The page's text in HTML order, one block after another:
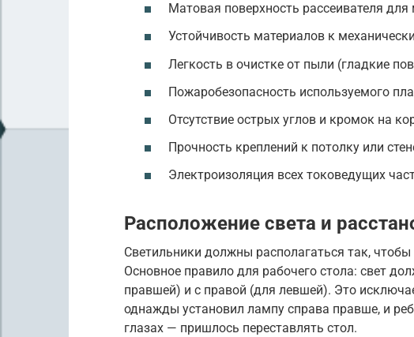
Матовая поверхность рассеивателя для
Устойчивость материалов к
Легкость в очистке от пыли (гладкие
Пожаробезопасность используемого
Отсутствие острых углов и кромок на
Прочность креплений к потолку или
Электроизоляция всех токоведущих
Расположение света и
Светильники должны располагаться так,
Основное правило для рабочего стола: свет
правшей) и с правой (для левшей). Это
однажды установил лампу справа правше, и
глазах — пришлось переставлять стол.